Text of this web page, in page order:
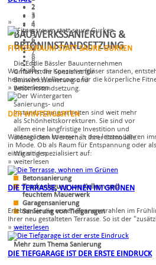
»
FITNESSRAUM STATT SAURE GURKEN
Wo früher die Konservengläser standen,
heimische Wellnesoase für die körperliche
» weiterlesen
DER WINTERGARTEN
Wintergärten kommen in den letzten Jahren
in Mode. Ob als Raum für Entspannung oder als
einzigartigen...
» weiterlesen
DIE TERRASSE, WOHNEN IM GRÜNEN
Erleben Sie die ersten Sonnenstrahlen im
Ihrer neu gestalteten Terrasse. So ist der
» weiterlesen
DIE TIEFGARAGE IST DER ERSTE EINDRUCK
2
3
4
5
6
7
8
9
2
3
4
5
6
7
8
9
BAUWERKSSANIERUNG &
BETONINSTANDSETZUNG
Die Eddie Bässler Bauunternehmen
GmbH ist Ihr Spezialist für
Bauwerkssanierung und
Betoninstandsetzung.
Sanierungs- und
Instandsetzungsarbeiten sind weit mehr
als Schönheitskorrekturen. Sie sind vor
allem eine langfristige Investition und
dienen dem Werterhalt Ihrer Immobilie.
Wir sind spezialisiert auf:
Betonsanierung
Trockenlegung von Kellern und
feuchtem Mauerwerk
Garagensanierung
Sanierung von Tiefgaragen
Mehr zum Thema Sanierung